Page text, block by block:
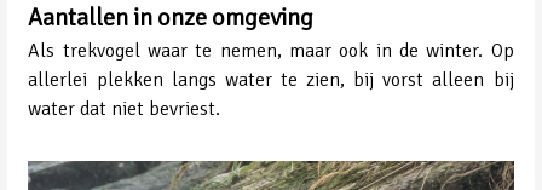
Aantallen in onze omgeving
Als trekvogel waar te nemen, maar ook in de winter. Op
allerlei plekken langs water te zien, bij vorst alleen bij
water dat niet bevriest.